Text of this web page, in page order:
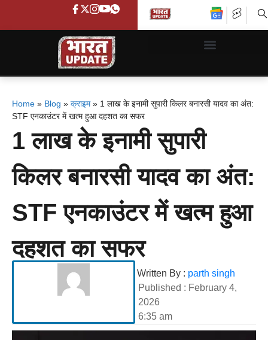
Home » Blog » क्राइम» 1 लाख के इनामी सुपारी किलर बनारसी यादव का अंत:
STF एनकाउंटर में खत्म हुआ दहशत का सफर
1 लाख के इनामी सुपारी
किलर बनारसी यादव का अंत:
STF एनकाउंटर में खत्म हुआ
दहशत का सफर
Written By : parth singh
Published : February 4,
2026
6:35 am